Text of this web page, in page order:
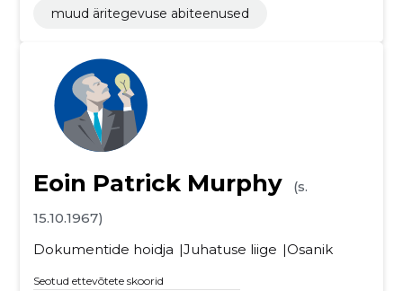
muud äritegevuse abiteenused
Eoin Patrick Murphy
(s.
15.10.1967)
Dokumentide hoidja
Juhatuse liige Osanik
Seotud ettevõtete skoorid